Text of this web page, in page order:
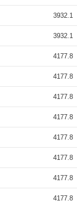
3932.1
3932.1
4177.8
4177.8
4177.8
4177.8
4177.8
4177.8
4177.8
4177.8